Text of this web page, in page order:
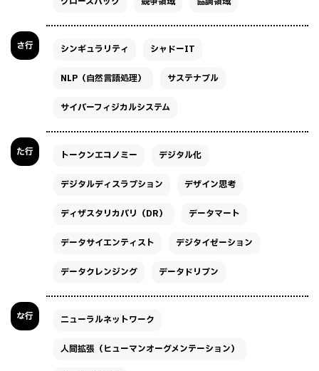
さ行 シンギュラリティ シャドーIT
NLP（自然言語処理） サステナブル
サイバーフィジカルシステム
た行 トークンエコノミー デジタル化
デジタルディスラプション デザイン思考
ディザスタリカバリ（DR） データマート
データサイエンティスト デジタイゼーション
データクレンジング データドリブン
な行 ニューラルネットワーク
人間拡張（ヒューマンオーグメンテーション）